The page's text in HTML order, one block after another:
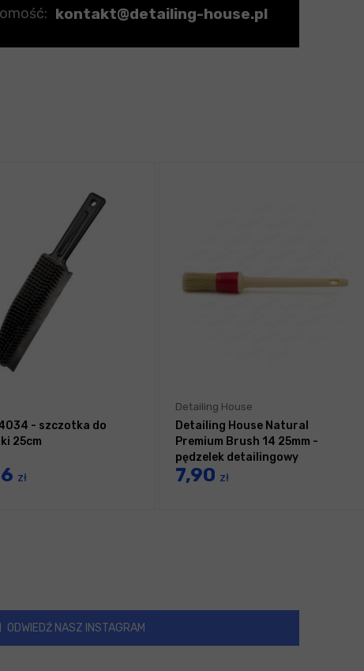
kontakt@detailing-house.pl
- szczotka do
25cm
zł
Detailing House
Detailing House Natural
Premium Brush 14 25mm -
pędzelek detailingowy
7,90 zł
ODWIEDŹ NASZ INSTAGRAM